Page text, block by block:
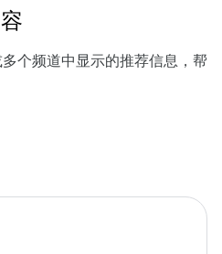
个频道中显示的推荐信息，帮